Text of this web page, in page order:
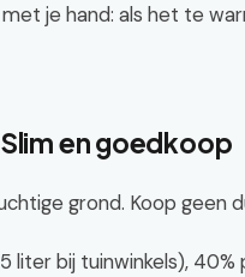
je hand: als het te
en goedkoop
grond. Koop geen
liter bij tuinwinkels),